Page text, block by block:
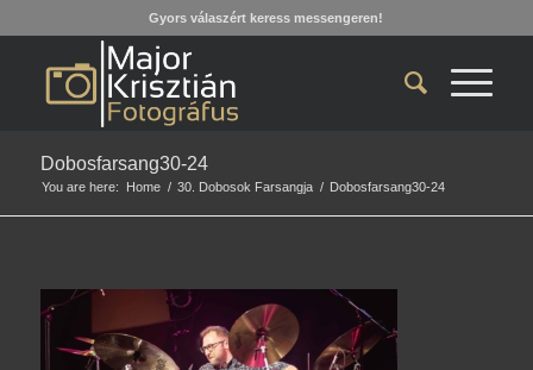
Gyors válaszért keress messengeren!
Dobosfarsang30-24
You are here: Home / 30. Dobosok Farsangja / Dobosfarsang30-24